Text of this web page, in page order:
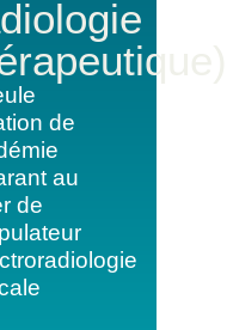
de
au
de